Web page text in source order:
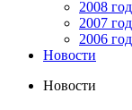
2008 год
2007 год
2006 год
Новости
Новости